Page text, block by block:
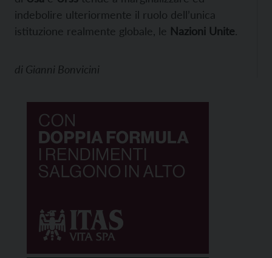
indebolire ulteriormente il ruolo dell’unica
istituzione realmente globale, le Nazioni Unite.
di Gianni Bonvicini